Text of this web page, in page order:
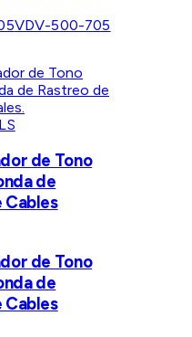
VDV-500-705
de Tono
de
Cables
de Tono
de
Cables